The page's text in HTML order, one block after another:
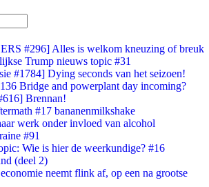
#296] Alles is welkom kneuzing of breuk
Trump nieuws topic #31
#1784] Dying seconds van het seizoen!
Bridge and powerplant day incoming?
Brennan!
#17 bananenmilkshake
werk onder invloed van alcohol
#91
Wie is hier de weerkundige? #16
(deel 2)
neemt flink af, op een na grootse